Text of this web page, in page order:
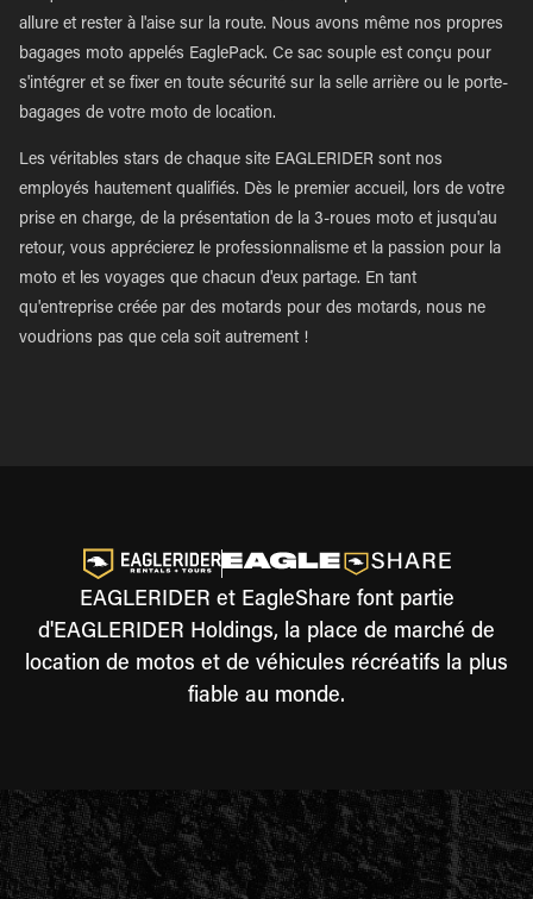
allure et rester à l'aise sur la route. Nous avons même nos propres
bagages moto appelés EaglePack. Ce sac souple est conçu pour
s'intégrer et se fixer en toute sécurité sur la selle arrière ou le porte-
bagages de votre moto de location.
Les véritables stars de chaque site EAGLERIDER sont nos
employés hautement qualifiés. Dès le premier accueil, lors de votre
prise en charge, de la présentation de la 3-roues moto et jusqu'au
retour, vous apprécierez le professionnalisme et la passion pour la
moto et les voyages que chacun d'eux partage. En tant
qu'entreprise créée par des motards pour des motards, nous ne
voudrions pas que cela soit autrement !
EAGLERIDER et EagleShare font partie
d'EAGLERIDER Holdings, la place de marché de
location de motos et de véhicules récréatifs la plus
fiable au monde.